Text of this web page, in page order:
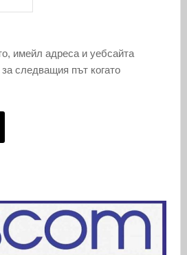
имейл адреса и уебсайта
следващия път когато